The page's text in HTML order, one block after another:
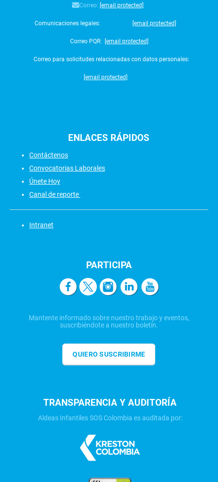
Correo: [email protected]
Comunicaciones legales: [email protected]
Correo PQR: [email protected]
Correo para solicitudes relacionadas con datos personales:
[email protected]
ENLACES RÁPIDOS
Contáctenos
Convocatorias Laborales
Únete Hoy
Canal de reporte
Intranet
PARTICIPA
Mantente informado sobre nuestro trabajo y eventos,
suscribiéndote a nuestro boletín.
QUIERO SUSCRIBIRME
TRANSPARENCIA Y AUDITORÍA
Aldeas Infantiles SOS Colombia es auditada por: